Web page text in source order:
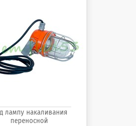
лампу накаливания
переносной